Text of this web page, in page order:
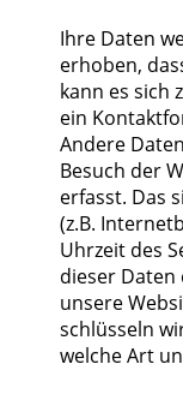
Ihre Daten
erhoben,
kann es sich
ein
Andere
Besuch der
erfasst. Das
(z.B.
Uhrzeit des
dieser
unsere
schlüsseln
welche Art